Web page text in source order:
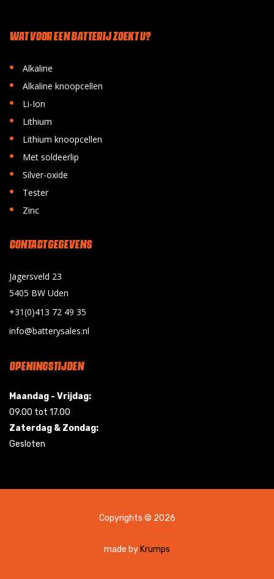
WAT VOOR EEN BATTERIJ ZOEKT U?
• Alkaline
• Alkaline knoopcellen
• Li-Ion
• Lithium
• Lithium knoopcellen
• Met soldeerlip
• Silver-oxide
• Tester
• Zinc
CONTACT GEGEVENS
Jagersveld 23
5405 BW Uden
+31(0)413 72 49 35
info@batterysales.nl
OPENINGSTIJDEN
Maandag - Vrijdag:
09.00 tot 17.00
Zaterdag & Zondag:
Gesloten
Copyrights © 2026
made by Krumps